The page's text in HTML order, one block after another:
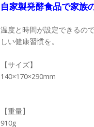
自家製発酵食品で家族
温度と時間が設定できるの
しい健康習慣を。
【サイズ】
140×170×290mm
【重量】
910g